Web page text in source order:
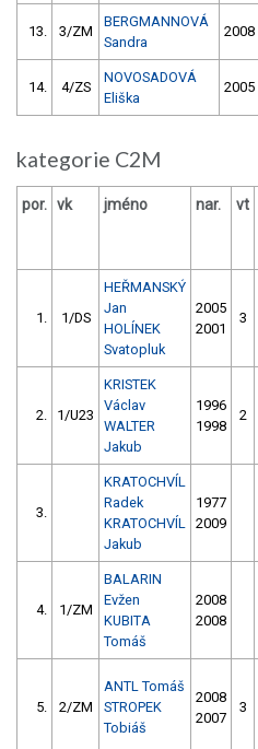
13. 3/ZM
BERGMANNOVÁ
Sandra
2008
14. 4/ZS
NOVOSADOVÁ
Eliška
2005
kategorie C2M
por. vk jméno nar. vt
1. 1/DS
HEŘMANSKÝ
Jan
HOLÍNEK
Svatopluk
2005
2001
3
2. 1/U23
KRISTEK
Václav
WALTER
Jakub
1996
1998
2
3.
KRATOCHVÍL
Radek
KRATOCHVÍL
Jakub
1977
2009
4. 1/ZM
BALARIN
Evžen
KUBITA
Tomáš
2008
2008
5. 2/ZM
ANTL Tomáš
STROPEK
Tobiáš
2008
2007
3